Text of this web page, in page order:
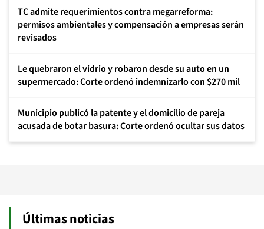
TC admite requerimientos contra megarreforma:
permisos ambientales y compensación a empresas serán
revisados
Le quebraron el vidrio y robaron desde su auto en un
supermercado: Corte ordenó indemnizarlo con $270 mil
Municipio publicó la patente y el domicilio de pareja
acusada de botar basura: Corte ordenó ocultar sus datos
Últimas noticias